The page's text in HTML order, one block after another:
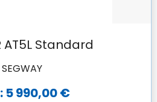
AT5L Standard
SEGWAY
5 990,00 €